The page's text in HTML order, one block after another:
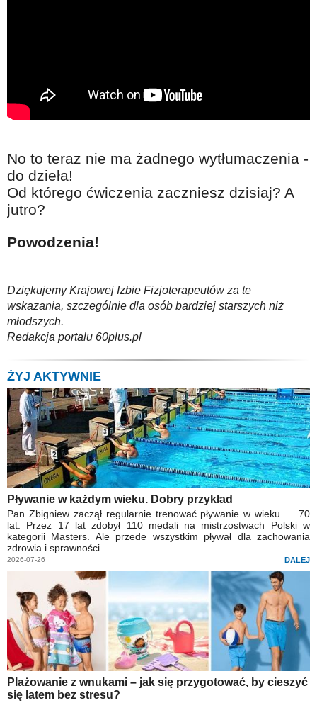
No to teraz nie ma żadnego wytłumaczenia -
do dzieła!
Od którego ćwiczenia zaczniesz dzisiaj? A
jutro?
Powodzenia!
Dziękujemy Krajowej Izbie Fizjoterapeutów za te
wskazania, szczególnie dla osób bardziej starszych niż
młodszych.
Redakcja portalu 60plus.pl
ŻYJ AKTYWNIE
Pływanie w każdym wieku. Dobry przykład
Pan Zbigniew zaczął regularnie trenować pływanie w wieku … 70
lat. Przez 17 lat zdobył 110 medali na mistrzostwach Polski w
kategorii Masters. Ale przede wszystkim pływał dla zachowania
zdrowia i sprawności.
2026-07-26 DALEJ
Plażowanie z wnukami – jak się przygotować, by cieszyć
się latem bez stresu?